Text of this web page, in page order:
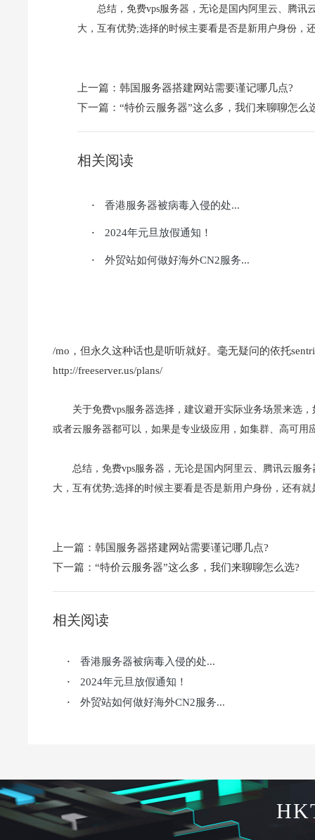
总结，免费vps服务器，无论是国内阿里云、腾
大，互有优势;选择的时候主要看是否是新用户身份，
上一篇： 韩国服务器搭建网站需要谨记哪几点?
下一篇： “特价云服务器”这么多，我们来聊聊怎么
相关阅读
· 香港服务器被病毒入侵的处...
· 2024年元旦放假通知！
· 外贸站如何做好海外CN2服务...
/mo，但永久这种话也是听听就好。毫无疑问的依托
http://freeserver.us/plans/
关于免费vps服务器选择，建议避开实际业务场景来选
或者云服务器都可以，如果是专业级应用，如集群、高可用
总结，免费vps服务器，无论是国内阿里云、腾讯云服
大，互有优势;选择的时候主要看是否是新用户身份，还有
上一篇： 韩国服务器搭建网站需要谨记哪几点?
下一篇： “特价云服务器”这么多，我们来聊聊怎么选?
相关阅读
· 香港服务器被病毒入侵的处...
· 2024年元旦放假通知！
· 外贸站如何做好海外CN2服务...